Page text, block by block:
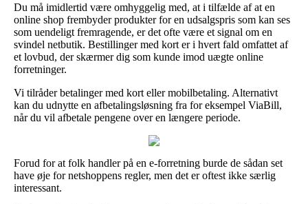
Du må imidlertid være omhyggelig med, at i tilfælde af at en
online shop frembyder produkter for en udsalgspris som kan ses
som uendeligt fremragende, er det ofte være et signal om en
svindel netbutik. Bestillinger med kort er i hvert fald omfattet af
et lovbud, der skærmer dig som kunde imod uægte online
forretninger.
Vi tilråder betalinger med kort eller mobilbetaling. Alternativt
kan du udnytte en afbetalingsløsning fra for eksempel ViaBill,
når du vil afbetale pengene over en længere periode.
Forud for at folk handler på en e-forretning burde de sådan set
have øje for netshoppens regler, men det er oftest ikke særlig
interessant.